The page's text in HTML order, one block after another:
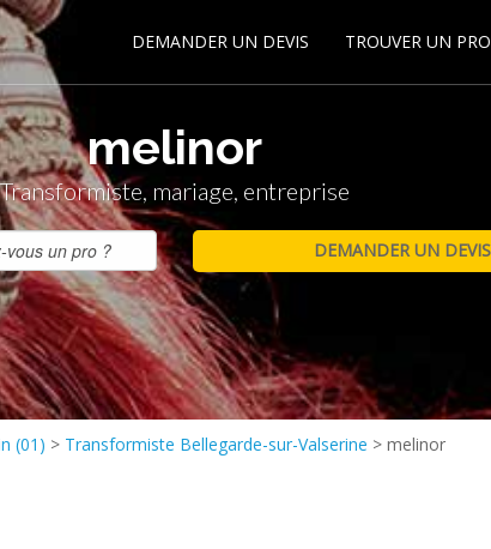
DEMANDER UN DEVIS TROUVER UN PRO
melinor
Transformiste, mariage, entreprise
(01) > Transformiste Bellegarde-sur-Valserine > melinor